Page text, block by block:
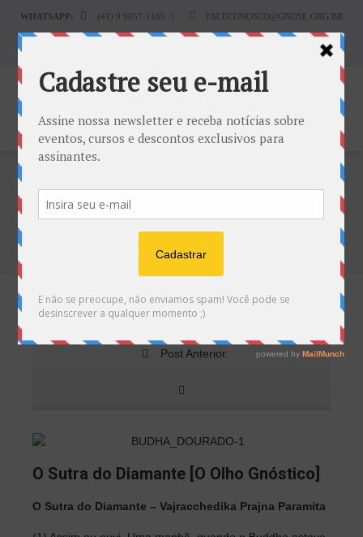
WHATSAPP: (41) 9 9957-1169 FALECONOSCO@GNOSE.ORG.BR
Gnóstico]
Próximo Post
Post Anterior
O Sutra do Diamante [O Olho Gnóstico]
O Sutra do Diamante – Vajracchedika Prajna Paramita